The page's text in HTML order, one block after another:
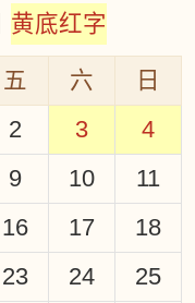
黄底红字
五 六
日
2 3
4
9 10
11
16 17
18
23 24
25